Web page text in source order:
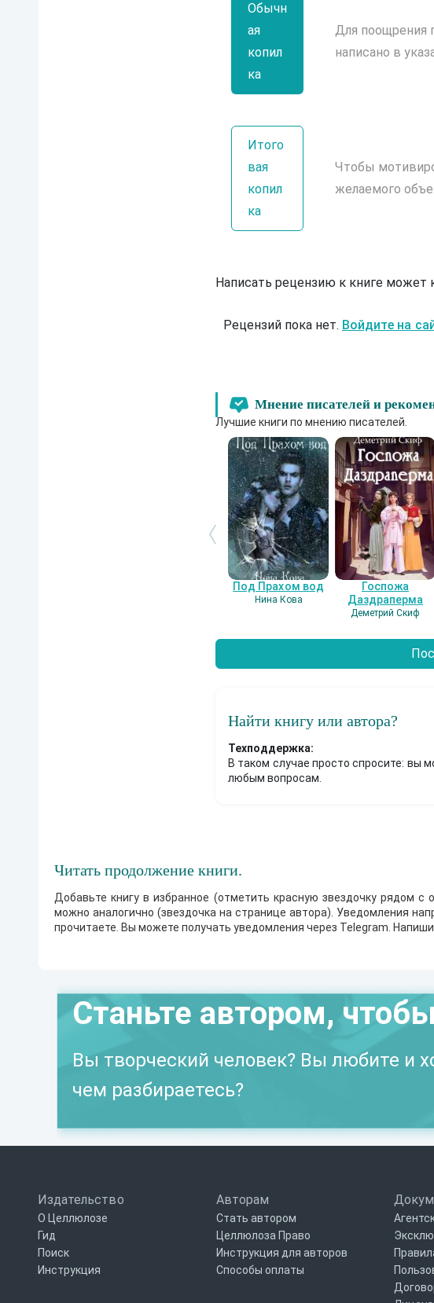
Обычн
ая
копил
ка
Для поощрения
написано в
Итого
вая
копил
ка
Чтобы
желаемого
Написать рецензию к книге может
Рецензий пока нет. Войдите на
Мнение писателей и
Лучшие книги по мнению писателей.
Под Прахом вод
Нина Кова
Госпожа
Даздраперма
Деметрий Скиф
Найти книгу или автора?
Техподдержка:
В таком случае просто спросите: вы
любым вопросам.
Читать продолжение книги.
Добавьте книгу в избранное (отметить красную звездочку рядом
можно аналогично (звездочка на странице автора). Уведомления
прочитаете. Вы можете получать уведомления через Telegram.
Станьте автором,
Вы творческий человек? Вы любите и
чем разбираетесь?
Издательство
О Целлюлозе
Гид
Поиск
Инструкция
Авторам
Стать автором
Целлюлоза Право
Инструкция для авторов
Способы оплаты